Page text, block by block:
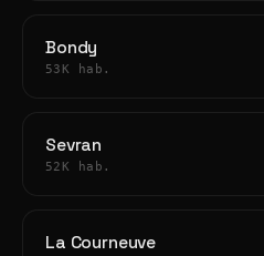
Bondy
53K hab.
Sevran
52K hab.
La Courneuve